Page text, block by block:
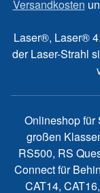
Versandkosten
Laser®, Laser®
der Laser-Strahl
Onlineshop für
großen
RS500, RS
Connect für
CAT14,